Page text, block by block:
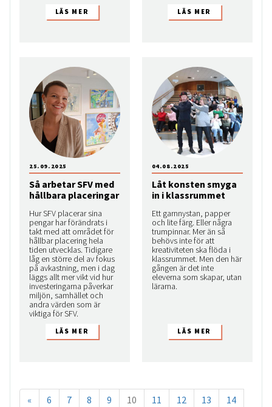
Så arbetar SFV med
hållbara placeringar
Hur SFV placerar sina
pengar har förändrats i
takt med att området för
hållbar placering hela
tiden utvecklas. Tidigare
låg en större del av fokus
på avkastning, men i dag
läggs allt mer vikt vid hur
investeringarna påverkar
miljön, samhället och
andra värden som är
viktiga för SFV.
25.09.2025
Låt konsten smyga
in i klassrummet
Ett garnnystan, papper
och lite färg. Eller några
trumpinnar. Mer än så
behövs inte för att
kreativiteten ska flöda i
klassrummet. Men den här
gången är det inte
eleverna som skapar, utan
lärarna.
04.08.2025
« 6 7 8 9 10 11 12 13
14